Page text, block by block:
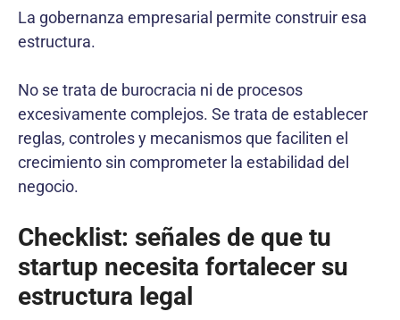
La gobernanza empresarial permite construir esa
estructura.
No se trata de burocracia ni de procesos
excesivamente complejos. Se trata de establecer
reglas, controles y mecanismos que faciliten el
crecimiento sin comprometer la estabilidad del
negocio.
Checklist: señales de que tu
startup necesita fortalecer su
estructura legal